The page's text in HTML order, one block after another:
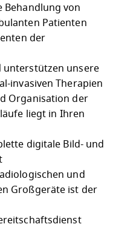
Behandlung von
Patienten
der
unterstützen unsere
invasiven Therapien
Organisation der
liegt in Ihren
digitale Bild- und
und
Großgeräte ist der